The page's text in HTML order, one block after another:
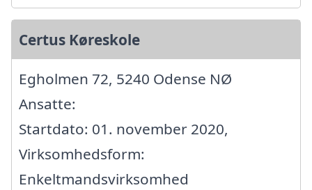
Certus Køreskole
Egholmen 72, 5240 Odense NØ
Ansatte:
Startdato: 01. november 2020,
Virksomhedsform:
Enkeltmandsvirksomhed